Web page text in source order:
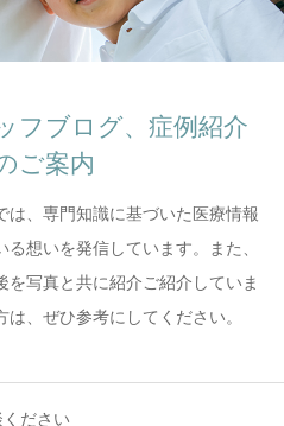
フブログ、症例紹介
ご案内
は、専門知識に基づいた医療情報
想いを発信しています。また、
写真と共に紹介ご紹介していま
、ぜひ参考にしてください。
ください